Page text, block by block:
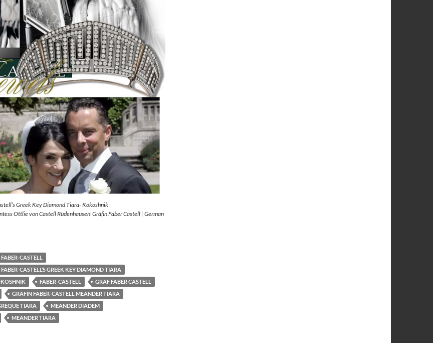
Greek Key Diamond Tiara- Kokoshnik
Ottlie von Castell Rüdenhausen|Gräfin Faber Castell | German
CASTELL
CASTELL’S GREEK KEY DIAMOND TIARA
FABER-CASTELL
GRAF FABER CASTELL
GRÄFIN FABER-CASTELL MEANDER TIARA
TIARA
MEANDER DIADEM
MEANDER TIARA